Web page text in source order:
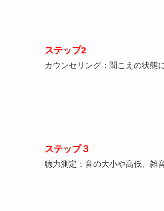
ステップ2
カウンセリング：聞こえの状態
ステップ３
聴力測定：音の大小や高低、雑